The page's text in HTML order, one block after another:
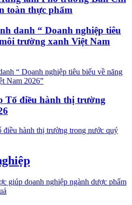
toàn thực phẩm
danh “ Doanh nghiệp tiêu
trường xanh Việt Nam
Tổ điều hành thị trường